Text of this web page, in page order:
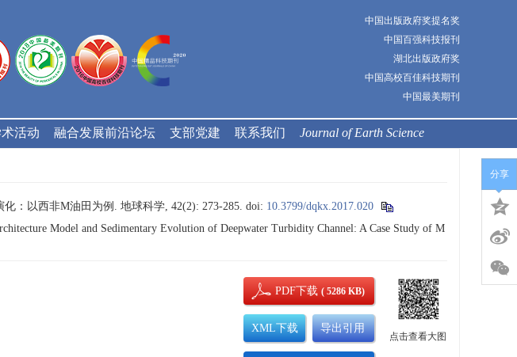
中国出版政府奖提名奖
中国百强科技报刊
湖北出版政府奖
中国高校百佳科技期刊
中国最美期刊
活动 融合发展前沿论坛 支部党建 联系我们 Journal of Earth Science
：以西非M油田为例. 地球科学, 42(2): 273-285. doi: 10.3799/dqkx.2017.020
Model and Sedimentary Evolution of Deepwater Turbidity Channel: A Case Study of M
PDF下载( 5286 KB)
XML下载 导出引用
点击查看大图
分享